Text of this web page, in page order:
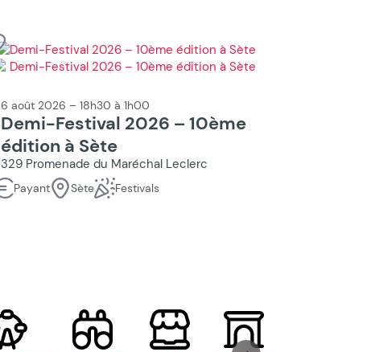
6 août 2026 – 18h30 à 1h00
Demi-Festival 2026 – 10ème
édition à Sète
329 Promenade du Maréchal Leclerc
Payant Sète Festivals